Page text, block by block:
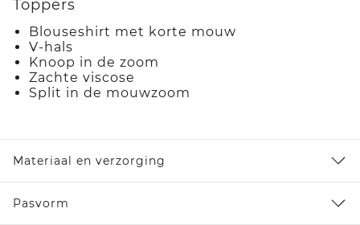
Toppers
Blouseshirt met korte mouw
V-hals
Knoop in de zoom
Zachte viscose
Split in de mouwzoom
Materiaal en verzorging
Pasvorm